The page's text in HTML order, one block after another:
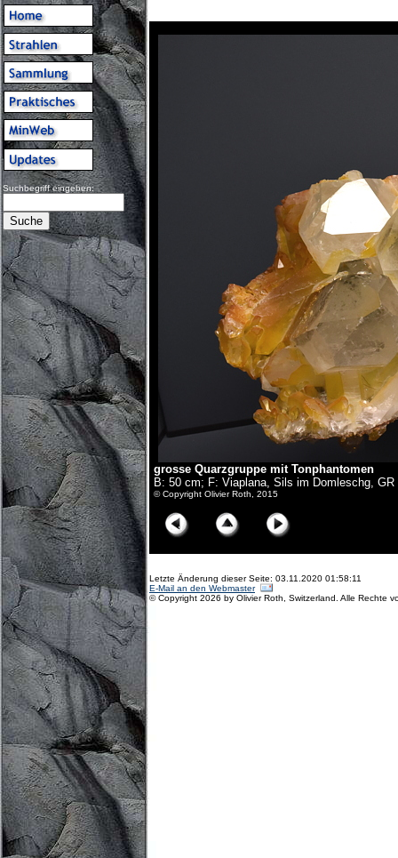
Suchbegriff eingeben:
grosse Quarzgruppe mit Tonphantomen
B: 50 cm; F: Viaplana, Sils im Domleschg, GR
© Copyright Olivier Roth, 2015
Letzte Änderung dieser Seite: 03.11.2020 01:58:11
E-Mail an den Webmaster
© Copyright 2026 by Olivier Roth, Switzerland. Alle Rechte